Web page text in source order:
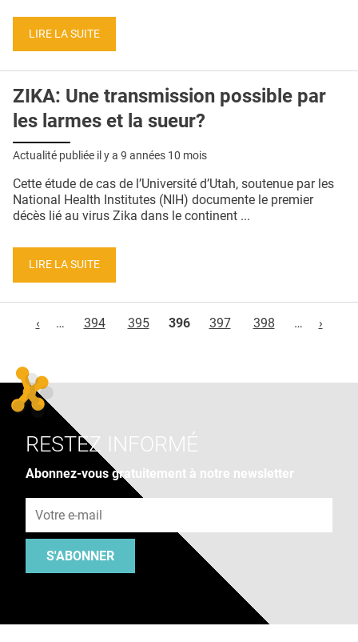
LIRE LA SUITE
ZIKA: Une transmission possible par
les larmes et la sueur?
Actualité publiée il y a 9 années 10 mois
Cette étude de cas de l’Université d’Utah, soutenue par les
National Health Institutes (NIH) documente le premier
décès lié au virus Zika dans le continent ...
LIRE LA SUITE
‹
… 394 395 396 397 398 … ›
RESTEZ INFORMÉ
Abonnez-vous gratuitement à notre newsletter
S'ABONNER